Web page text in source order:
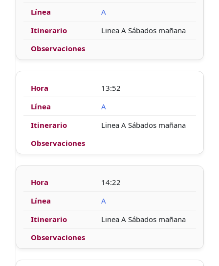
A
Linea A Sábados mañana
13:52
A
Linea A Sábados mañana
14:22
A
Linea A Sábados mañana